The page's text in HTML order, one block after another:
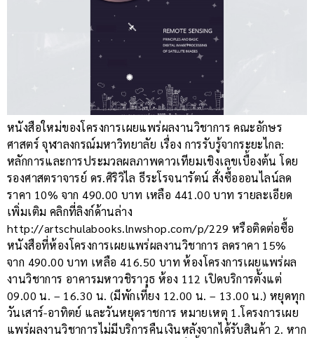
หนังสือใหม่ของโครงการเผยแพร่ผลงานวิชาการ คณะอักษร
ศาสตร์ จุฬาลงกรณ์มหาวิทยาลัย เรื่อง การรับรู้จากระยะไกล:
หลักการและการประมวลผลภาพดาวเทียมเชิงเลขเบื้องต้น โดย
รองศาสตราจารย์ ดร.ศิริวิไล ธีระโรจนารัตน์ สั่งซื้อออนไลน์ลด
ราคา 10% จาก 490.00 บาท เหลือ 441.00 บาท รายละเอียด
เพิ่มเติม คลิกที่ลิงก์ด้านล่าง
http://artschulabooks.lnwshop.com/p/229 หรือติดต่อซื้อ
หนังสือที่ห้องโครงการเผยแพร่ผลงานวิชาการ ลดราคา 15%
จาก 490.00 บาท เหลือ 416.50 บาท ห้องโครงการเผยแพร่ผล
งานวิชาการ อาคารมหาวชิราวุธ ห้อง 112 เปิดบริการตั้งแต่
09.00 น. – 16.30 น. (มีพักเที่ยง 12.00 น. – 13.00 น.) หยุดทุก
วันเสาร์-อาทิตย์ และวันหยุดราชการ หมายเหตุ 1.โครงการเผย
แพร่ผลงานวิชาการไม่มีบริการคืนเงินหลังจากได้รับสินค้า 2. หาก